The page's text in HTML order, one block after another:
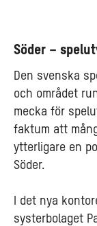
Söder –
Den svenska
och området
mecka för
faktum att
ytterligare en
Söder.
I det nya
systerbolaget